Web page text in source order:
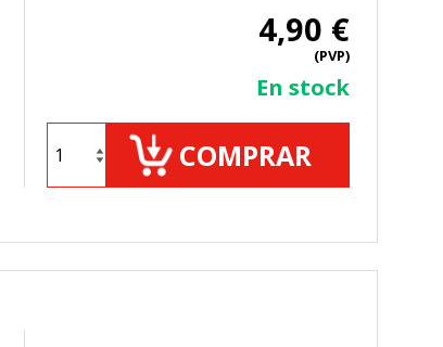
4,90 €
(PVP)
En stock
COMPRAR
RECHAZAR TODO